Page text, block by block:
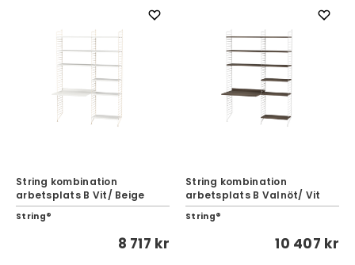
String kombination
arbetsplats B Vit/ Beige
String®
8 717 kr
String kombination
arbetsplats B Valnöt/ Vit
String®
10 407 kr